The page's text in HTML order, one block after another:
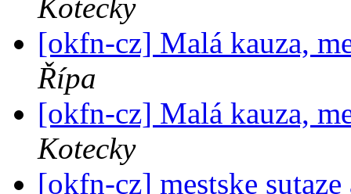
Kotecky
[okfn-cz] Malá kauza,
Řípa
[okfn-cz] Malá kauza,
Kotecky
[okfn-cz] mestske